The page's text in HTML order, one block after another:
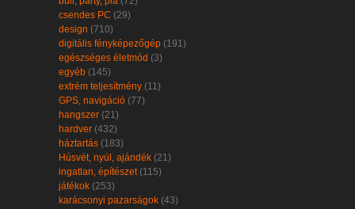
csendes PC (29)
design (710)
digitális fényképezőgép (191)
egészséges életmód (3)
egyéb (145)
extrém teljesítmény (11)
GPS, navigáció (77)
hangszer (21)
hardver (432)
háztartás (183)
Húsvét, nyúl, ajándék (21)
ingatlan, építészet (115)
játékok (253)
karácsonyi pazarságok (43)